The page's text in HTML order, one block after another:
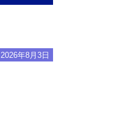
2026年8月3日